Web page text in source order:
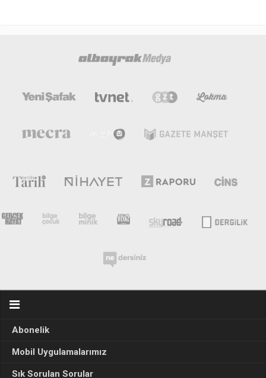
Abonelik
Mobil Uygulamalarımız
Sık Sorulan Sorular